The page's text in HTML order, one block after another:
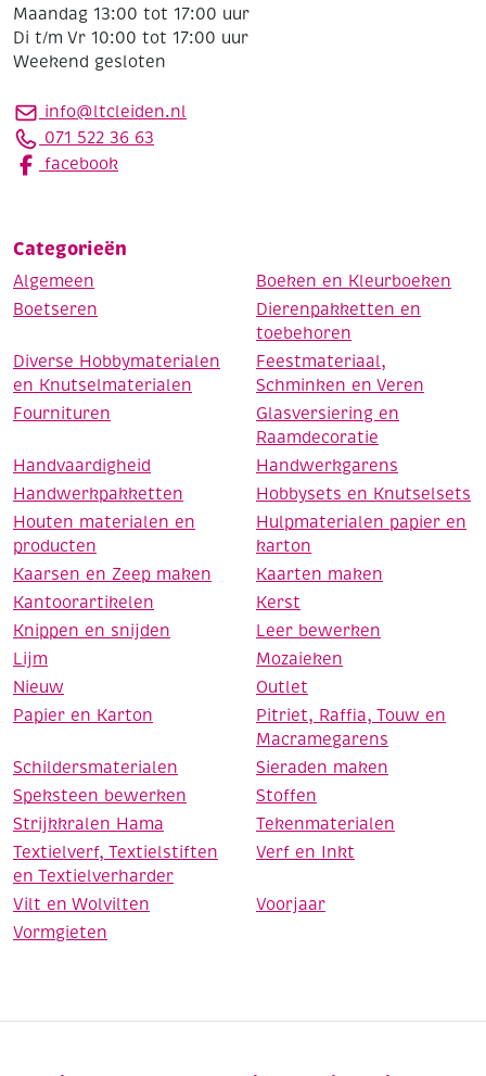
Maandag 13:00 tot 17:00 uur
Di t/m Vr 10:00 tot 17:00 uur
Weekend gesloten
info@ltcleiden.nl
071 522 36 63
facebook
Categorieën
Algemeen
Boeken en Kleurboeken
Boetseren
Dierenpakketten en
toebehoren
Diverse Hobbymaterialen
en Knutselmaterialen
Feestmateriaal,
Schminken en Veren
Fournituren
Glasversiering en
Raamdecoratie
Handvaardigheid
Handwerkgarens
Handwerkpakketten
Hobbysets en Knutselsets
Houten materialen en
producten
Hulpmaterialen papier en
karton
Kaarsen en Zeep maken
Kaarten maken
Kantoorartikelen
Kerst
Knippen en snijden
Leer bewerken
Lijm
Mozaieken
Nieuw
Outlet
Papier en Karton
Pitriet, Raffia, Touw en
Macramegarens
Schildersmaterialen
Sieraden maken
Speksteen bewerken
Stoffen
Strijkkralen Hama
Tekenmaterialen
Textielverf, Textielstiften
en Textielverharder
Verf en Inkt
Vilt en Wolvilten
Voorjaar
Vormgieten